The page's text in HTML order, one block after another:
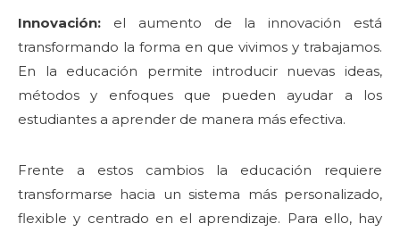
Innovación: el aumento de la innovación está
transformando la forma en que vivimos y trabajamos.
En la educación permite introducir nuevas ideas,
métodos y enfoques que pueden ayudar a los
estudiantes a aprender de manera más efectiva.
Frente a estos cambios la educación requiere
transformarse hacia un sistema más personalizado,
flexible y centrado en el aprendizaje. Para ello, hay